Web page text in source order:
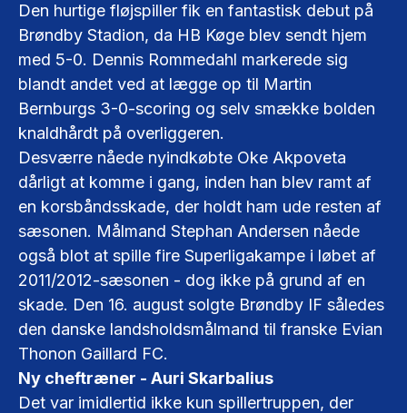
Den hurtige fløjspiller fik en fantastisk debut på
Brøndby Stadion, da HB Køge blev sendt hjem
med 5-0. Dennis Rommedahl markerede sig
blandt andet ved at lægge op til Martin
Bernburgs 3-0-scoring og selv smække bolden
knaldhårdt på overliggeren.
Desværre nåede nyindkøbte Oke Akpoveta
dårligt at komme i gang, inden han blev ramt af
en korsbåndsskade, der holdt ham ude resten af
sæsonen. Målmand Stephan Andersen nåede
også blot at spille fire Superligakampe i løbet af
2011/2012-sæsonen - dog ikke på grund af en
skade. Den 16. august solgte Brøndby IF således
den danske landsholdsmålmand til franske Evian
Thonon Gaillard FC.
Ny cheftræner - Auri Skarbalius
Det var imidlertid ikke kun spillertruppen, der